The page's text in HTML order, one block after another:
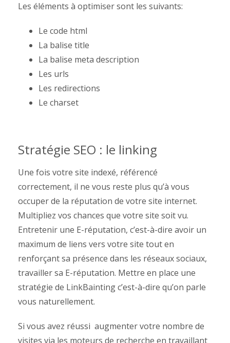
Les éléments à optimiser sont les suivants:
Le code html
La balise title
La balise meta description
Les urls
Les redirections
Le charset
Stratégie SEO : le linking
Une fois votre site indexé, référencé
correctement, il ne vous reste plus qu’à vous
occuper de la réputation de votre site internet.
Multipliez vos chances que votre site soit vu.
Entretenir une E-réputation, c’est-à-dire avoir un
maximum de liens vers votre site tout en
renforçant sa présence dans les réseaux sociaux,
travailler sa E-réputation. Mettre en place une
stratégie de LinkBainting c’est-à-dire qu’on parle
vous naturellement.
Si vous avez réussi augmenter votre nombre de
visites via les moteurs de recherche en travaillant